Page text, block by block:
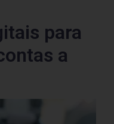
para
a